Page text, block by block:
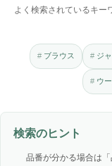
よく検索されているキー
ブラウス ジ
ウ
検索のヒント
品番が分かる場合は「